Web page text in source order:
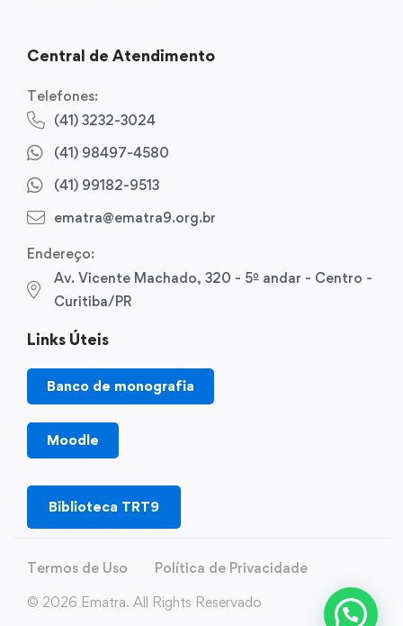
Central de Atendimento
Telefones:
(41) 3232-3024
(41) 98497-4580
(41) 99182-9513
ematra@ematra9.org.br
Endereço:
Av. Vicente Machado, 320 - 5º andar - Centro -
Curitiba/PR
Links Úteis
Banco de monografia
Moodle
Biblioteca TRT9
Termos de Uso
Política de Privacidade
© 2026 Ematra. All Rights Reservado